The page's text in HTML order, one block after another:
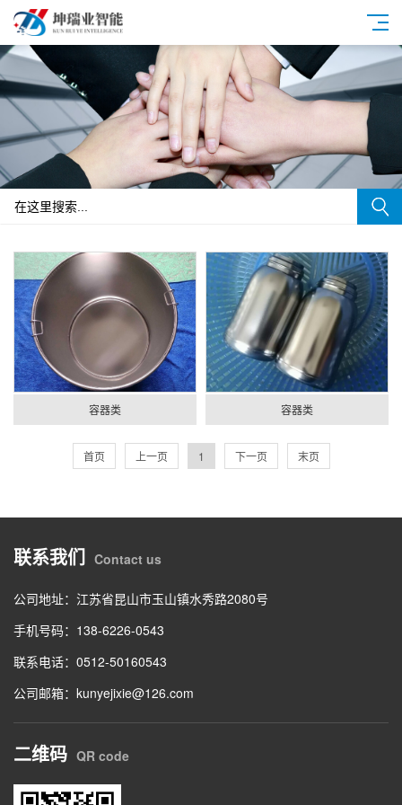
容器类 容器类
首页 上一页 1 下一页 末页
联系我们 Contact us
公司地址：江苏省昆山市玉山镇水秀路2080号
手机号码：138-6226-0543
联系电话：0512-50160543
公司邮箱：kunyejixie@126.com
二维码 QR code